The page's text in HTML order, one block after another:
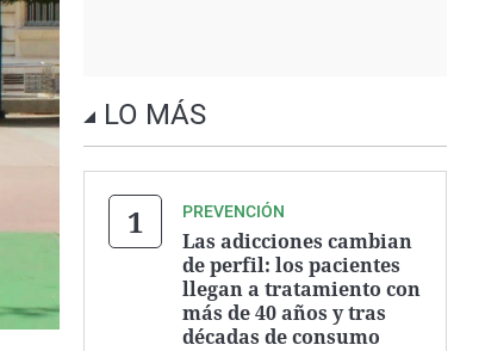
LO MÁS
PREVENCIÓN
Las adicciones cambian
de perfil: los pacientes
llegan a tratamiento con
más de 40 años y tras
décadas de consumo